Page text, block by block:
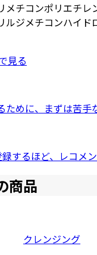
メチコンポリエチレ
ルジメチコンハイド
見る
ために、まずは苦手
するほど、レコメ
商品
クレンジング